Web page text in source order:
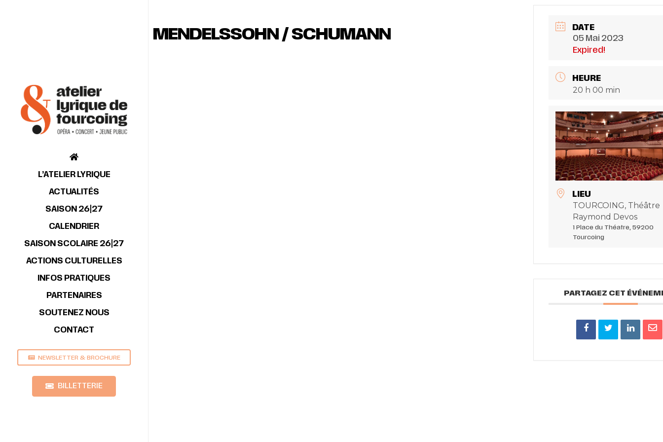
L’ATELIER LYRIQUE
ACTUALITÉS
SAISON 26|27
CALENDRIER
SAISON SCOLAIRE 26|27
ACTIONS CULTURELLES
INFOS PRATIQUES
PARTENAIRES
SOUTENEZ NOUS
CONTACT
NEWSLETTER & BROCHURE
BILLETTERIE
MENDELSSOHN / SCHUMANN
DATE
05 Mai 2023
Expired!
HEURE
20 h 00 min
LIEU
TOURCOING, Théâtre
Raymond Devos
1 Place du Théatre, 59200
Tourcoing
PARTAGEZ CET